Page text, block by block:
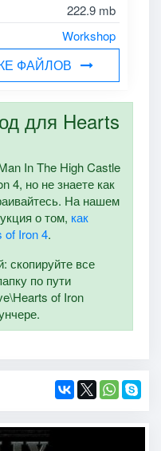
222.9 mb
Workshop
ФАЙЛОВ
для Hearts
In The High Castle
4, но не знаете как
На нашем
о том, как
of Iron 4.
скопируйте все
по пути
of Iron